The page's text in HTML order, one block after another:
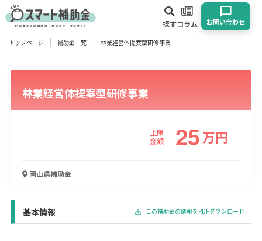
探すコラム お問い合わせ
対象
企業 団体 個人 その他
業種
宿泊･旅館業
その他
トップページ 補助金一覧 林業経営体提案型研修事業
林業経営体提案型研修事業
上限
金額
25万円
岡山県補助金
基本情報 この補助金の情報をPDFダウンロード